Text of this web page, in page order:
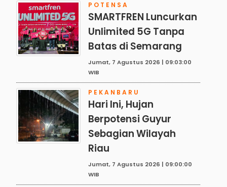
POTENSA
SMARTFREN Luncurkan
Unlimited 5G Tanpa
Batas di Semarang
Jumat, 7 Agustus 2026 | 09:03:00
WIB
PEKANBARU
Hari Ini, Hujan
Berpotensi Guyur
Sebagian Wilayah
Riau
Jumat, 7 Agustus 2026 | 09:00:00
WIB